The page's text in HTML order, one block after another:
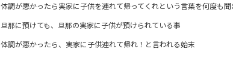
体調が悪かったら実家に子供を連れて帰ってくれという言葉を何度も聞
旦那に預けても、旦那の実家に子供が預けられている事
体調が悪かったら、実家に子供連れて帰れ！と言われる始末